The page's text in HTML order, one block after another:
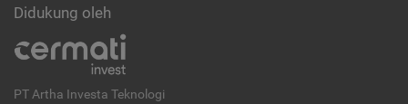
Didukung oleh
PT Artha Investa Teknologi